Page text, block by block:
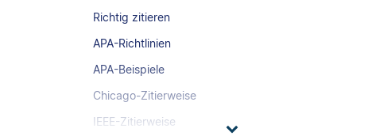
Richtig zitieren
APA-Richtlinien
APA-Beispiele
Chicago-Zitierweise
IEEE-Zitierweise